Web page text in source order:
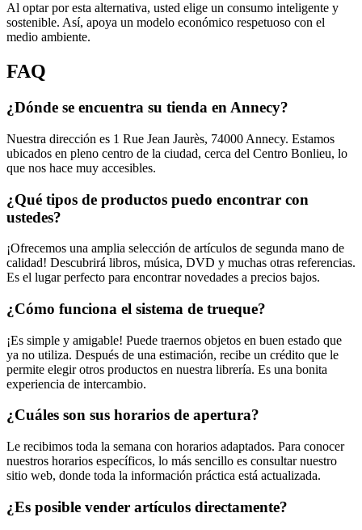
Al optar por esta alternativa, usted elige un consumo inteligente y
sostenible. Así, apoya un modelo económico respetuoso con el
medio ambiente.
FAQ
¿Dónde se encuentra su tienda en Annecy?
Nuestra dirección es 1 Rue Jean Jaurès, 74000 Annecy. Estamos
ubicados en pleno centro de la ciudad, cerca del Centro Bonlieu, lo
que nos hace muy accesibles.
¿Qué tipos de productos puedo encontrar con
ustedes?
¡Ofrecemos una amplia selección de artículos de segunda mano de
calidad! Descubrirá libros, música, DVD y muchas otras referencias.
Es el lugar perfecto para encontrar novedades a precios bajos.
¿Cómo funciona el sistema de trueque?
¡Es simple y amigable! Puede traernos objetos en buen estado que
ya no utiliza. Después de una estimación, recibe un crédito que le
permite elegir otros productos en nuestra librería. Es una bonita
experiencia de intercambio.
¿Cuáles son sus horarios de apertura?
Le recibimos toda la semana con horarios adaptados. Para conocer
nuestros horarios específicos, lo más sencillo es consultar nuestro
sitio web, donde toda la información práctica está actualizada.
¿Es posible vender artículos directamente?